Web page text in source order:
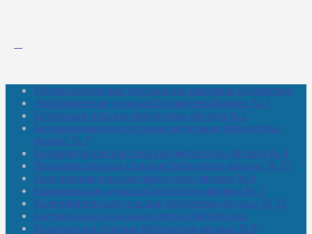
Межпоселенческая центральная районная библиотека
Амзибашевская сельская библиотека-филиал № 1
Бабаевская сельская библиотека-филиал № 2
Большекачаковская сельская модельная библиотека-
филиал № 7
Большекуразовская сельская библиотека-филиал № 3
Верхнетыхтемская сельская библиотека-филиал № 15
Калегинская сельская библиотека-филиал № 6
Калмашевская сельская библиотека-филиал № 5
Калмиябашевская сельская библиотека-филиал № 13
Калтасинская модельная детская библиотека
Кельтеевская сельская библиотека-филиал № 8